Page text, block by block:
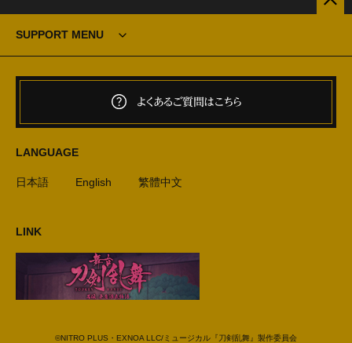
SUPPORT MENU
よくあるご質問はこちら
LANGUAGE
日本語 English 繁體中文
LINK
©NITRO PLUS・EXNOA LLC/ミュージカル『刀剣乱舞』製作委員会